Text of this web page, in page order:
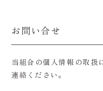
お問い合せ
当組合の個人情報の取扱
連絡ください。